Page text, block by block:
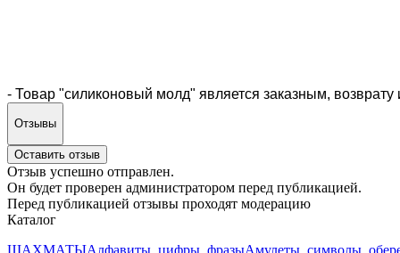
- Товар "силиконовый молд" является заказным,
Отзывы
Оставить отзыв
Отзыв успешно отправлен.
Он будет проверен администратором перед публикацией.
Перед публикацией отзывы проходят модерацию
Каталог
ШАХМАТЫАлфавиты, цифры, фразыАмулеты, символы,